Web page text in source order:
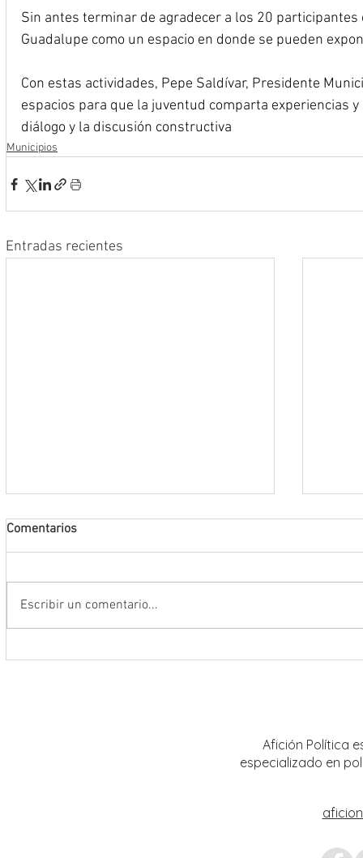
Sin antes terminar de agradecer a los 20
Guadalupe como un espacio en donde se pueden
Con estas actividades, Pepe Saldívar, Presidente
espacios para que la juventud comparta experiencias
diálogo y la discusión constructiva
Municipios
Entradas recientes
Comentarios
Escribir un comentario...
Afición Política
especializado en